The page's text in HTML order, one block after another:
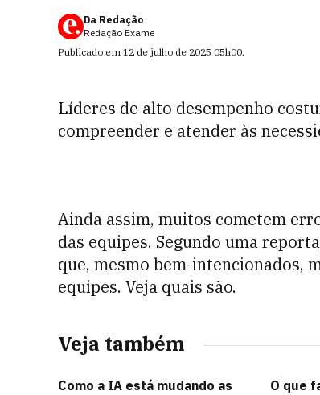
Da Redação
Redação Exame
Publicado em 12 de julho de 2025 05h00.
Líderes de alto desempenho
compreender e atender às
Ainda assim, muitos cometem
das equipes. Segundo uma
que, mesmo bem-intencionados,
equipes. Veja quais são.
Veja também
Como a IA está mudando as
O que